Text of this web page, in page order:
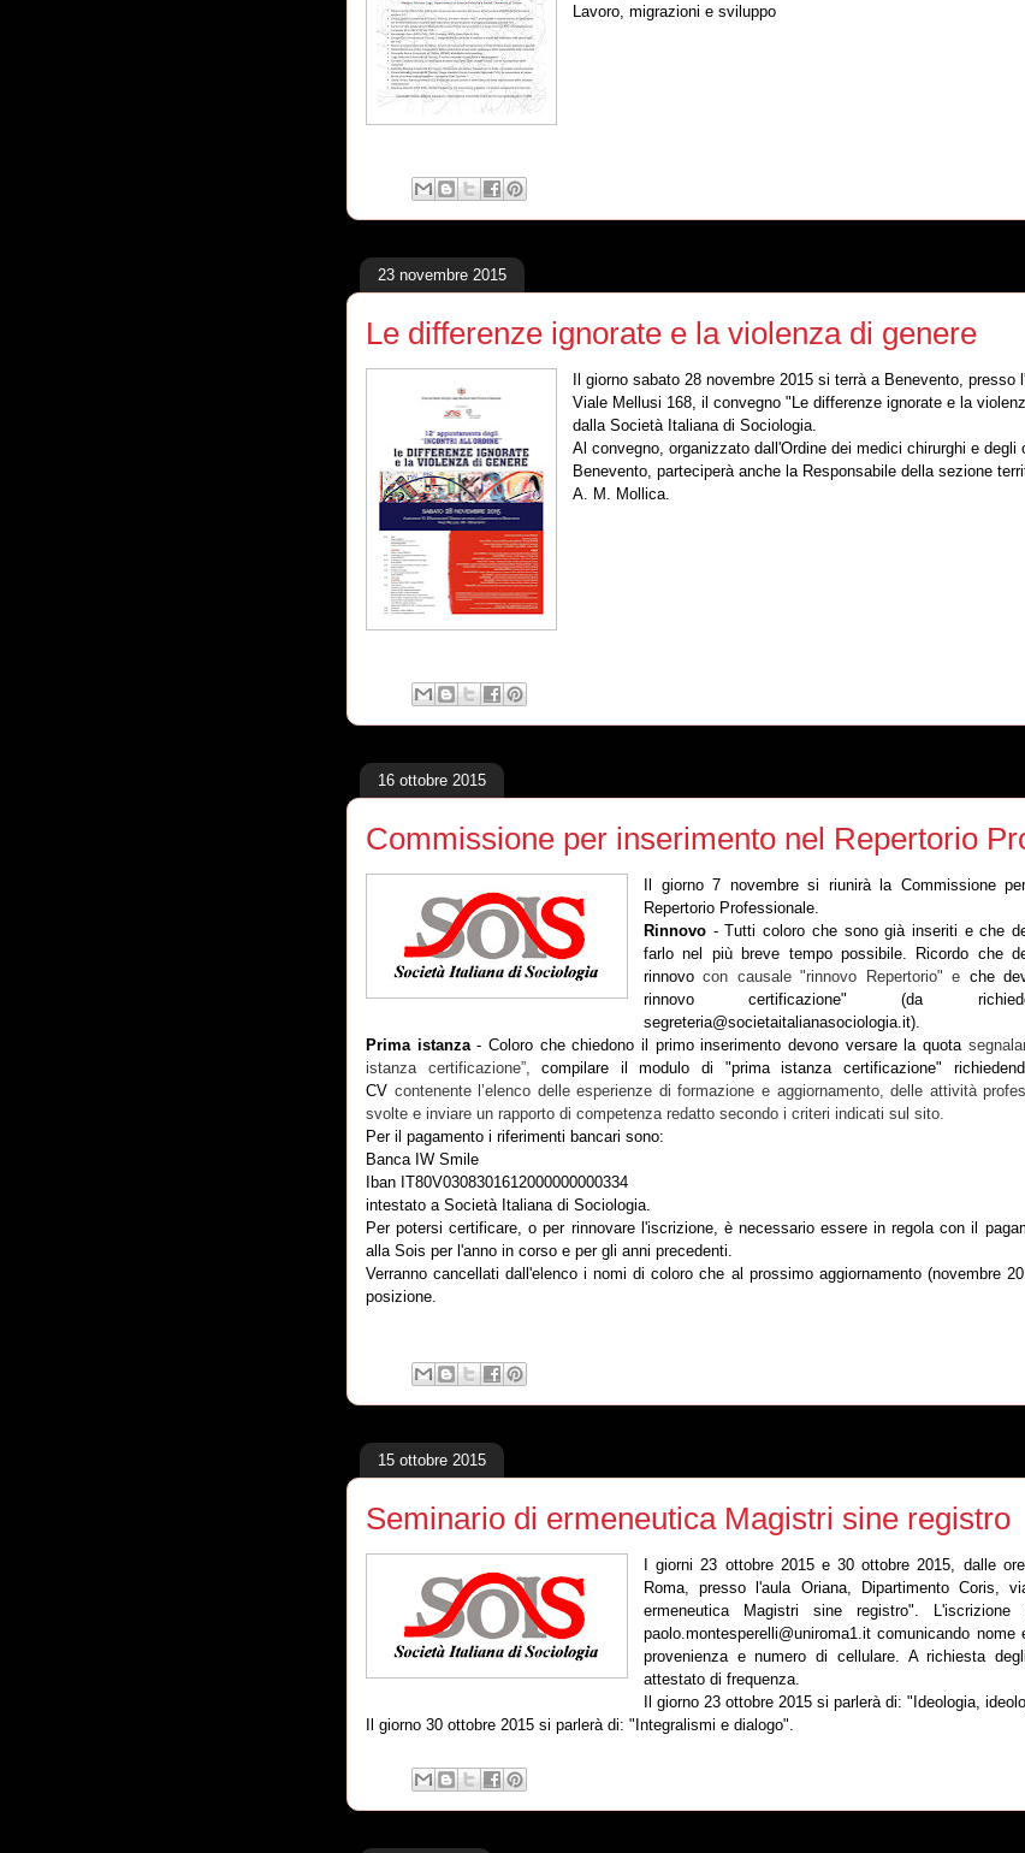
Lavoro, migrazioni e sviluppo
23 novembre 2015
Le differenze ignorate e la violenza di genere
Il giorno sabato 28 novembre 2015 si terrà a Benevento,
Viale Mellusi 168, il convegno "Le differenze ignorate e la
dalla Società Italiana di Sociologia.
Al convegno, organizzato dall'Ordine dei medici chirurghi e degli
Benevento, parteciperà anche la Responsabile della sezione
A. M. Mollica.
16 ottobre 2015
Commissione per inserimento nel Repertorio
Il giorno 7 novembre si riunirà la Commissione
Repertorio Professionale.
Rinnovo - Tutti coloro che sono già inseriti e che
farlo nel più breve tempo possibile. Ricordo che
rinnovocon causale "rinnovo Repertorio" e che
rinnovo certificazione" (da
segreteria@societaitalianasociologia.it).
Prima istanza- Coloro che chiedono il primo inserimento devono versare la quota
istanza certificazione”,compilare il modulo di "prima istanza certificazione"
CV contenente l’elenco delle esperienze di formazione e aggiornamento, delle attività
svolte e inviare un rapporto di competenza redatto secondo i criteri indicati sul sito.
Per il pagamento i riferimenti bancari sono:
Banca IW Smile
Iban IT80V0308301612000000000334
intestato a Società Italiana di Sociologia.
Per potersi certificare, o per rinnovare l'iscrizione, è necessario essere in regola con il
alla Sois per l'anno in corso e per gli anni precedenti.
Verranno cancellati dall'elenco i nomi di coloro che al prossimo aggiornamento (novembre
posizione.
15 ottobre 2015
Seminario di ermeneutica Magistri sine registro
I giorni 23 ottobre 2015 e 30 ottobre 2015, dalle
Roma, presso l'aula Oriana, Dipartimento Coris,
ermeneutica Magistri sine registro".
paolo.montesperelli@uniroma1.it comunicando
provenienza e numero di cellulare. A richiesta
attestato di frequenza.
Il giorno 23 ottobre 2015 si parlerà di: "Ideologia,
Il giorno 30 ottobre 2015 si parlerà di: "Integralismi e dialogo".